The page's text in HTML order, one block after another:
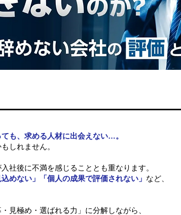
も、求める人材に出会えない…。
しれません。
社後に不満を感じることとも重なります。
めない」「個人の成果で評価されない」 など、
見極め・選ばれる力」に分解しながら、